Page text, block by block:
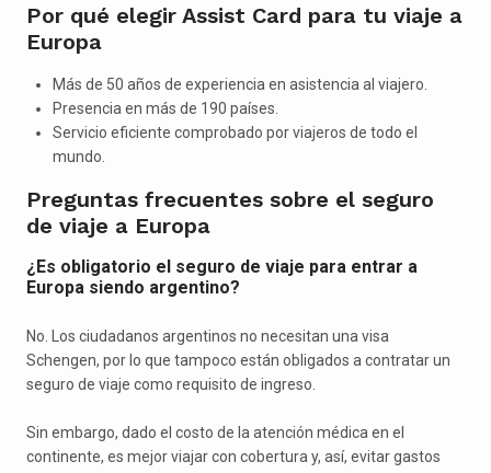
Por qué elegir Assist Card para tu viaje a
Europa
Más de 50 años de experiencia en asistencia al viajero.
Presencia en más de 190 países.
Servicio eficiente comprobado por viajeros de todo el
mundo.
Preguntas frecuentes sobre el seguro
de viaje a Europa
¿Es obligatorio el seguro de viaje para entrar a
Europa siendo argentino?
No. Los ciudadanos argentinos no necesitan una visa
Schengen, por lo que tampoco están obligados a contratar un
seguro de viaje como requisito de ingreso.
Sin embargo, dado el costo de la atención médica en el
continente, es mejor viajar con cobertura y, así, evitar gastos